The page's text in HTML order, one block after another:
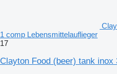
1 comp Lebensmittelauflieger
17
Clayton Food (beer) tank inox